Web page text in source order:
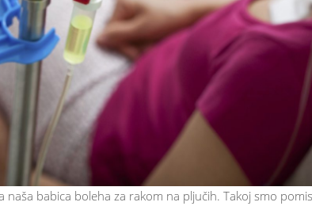
naša babica boleha za rakom na pljučih. Takoj smo